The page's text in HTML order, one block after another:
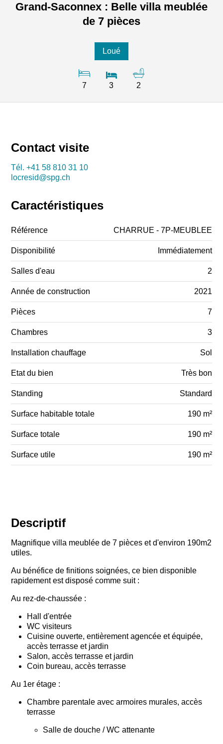
Grand-Saconnex : Belle villa meublée
de 7 pièces
Loué
7 3 2
Descriptif
Magnifique villa meublée de 7 pièces et d'environ 190m2
utiles.
Au bénéfice de finitions soignées, ce bien disponible
rapidement est disposé comme suit :
Au rez-de-chaussée :
Hall d'entrée
WC visiteurs
Cuisine ouverte, entièrement agencée et équipée,
accès terrasse et jardin
Salon, accès terrasse et jardin
Coin bureau, accès terrasse
Au 1er étage :
Chambre parentale avec armoires murales, accès
terrasse
Salle de douche / WC attenante
Contact visite
Tél.+41 58 810 31 10
locresid@spg.ch
Caractéristiques
Référence CHARRUE - 7P-MEUBLEE
Disponibilité Immédiatement
Salles d'eau 2
Année de construction 2021
Pièces 7
Chambres 3
Installation chauffage Sol
Etat du bien Très bon
Standing Standard
Surface habitable totale 190 m²
Surface totale 190 m²
Surface utile 190 m²